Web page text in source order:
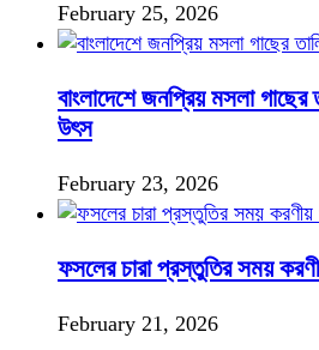
February 25, 2026
বাংলাদেশে জনপ্রিয় মসলা
উৎস
February 23, 2026
ফসলের চারা প্রস্তুতির সময়
February 21, 2026